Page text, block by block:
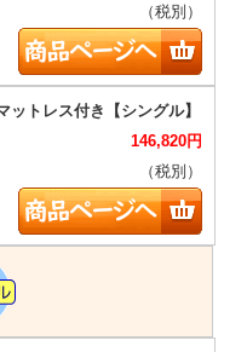
（税別）
146,820円
（税別）